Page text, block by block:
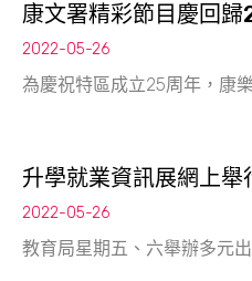
康文署精彩節目慶回歸
2022-05-26
為慶祝特區成立25周年，康
升學就業資訊展網上舉
2022-05-26
教育局星期五、六舉辦多元